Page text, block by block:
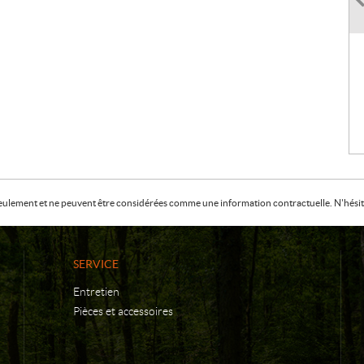
et ne peuvent être considérées comme une information contractuelle.
SERVICE
Entretien
Pièces et accessoires